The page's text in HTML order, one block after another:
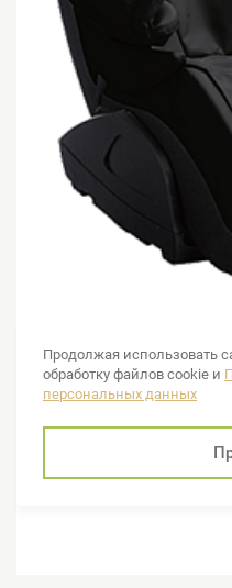
3D-массаж спины,
1 350 000 руб.
Продолжая использовать
обработку файлов cookie и
персональных данных